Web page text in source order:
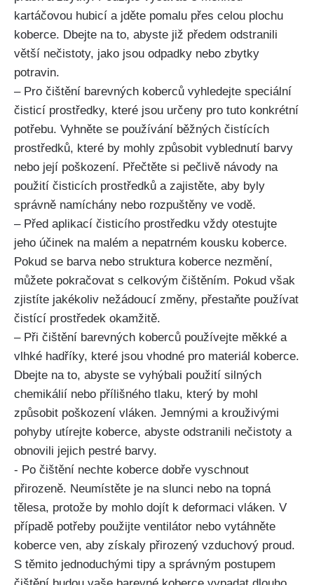
kartáčovou‍ hubicí a jděte pomalu přes celou plochu
koberce. Dbejte ⁤na ​to, abyste již předem odstranili
větší⁢ nečistoty, jako jsou ​odpadky nebo zbytky
potravin.
– Pro čištění barevných koberců vyhledejte speciální
čisticí prostředky, které jsou určeny pro tuto konkrétní‌
potřebu.‍ Vyhněte se používání‍ běžných čistících
prostředků, které by mohly‌ způsobit vyblednutí barvy
nebo její poškození.⁤ Přečtěte si pečlivě⁢ návody na
použití ⁢čisticích prostředků a zajistěte, aby byly‍
správně ⁤namíchány nebo rozpuštěny ve vodě.
– Před aplikací čisticího prostředku vždy otestujte
jeho účinek na malém a nepatrném‌ kousku koberce.
Pokud ‍se barva nebo struktura koberce⁣ nezmění,
můžete pokračovat⁤ s ⁣celkovým čištěním. Pokud však
⁢zjistíte jakékoliv nežádoucí ⁤změny, přestaňte‍ používat
čistící prostředek okamžitě.
– Při​ čištění barevných koberců používejte měkké a
vlhké hadříky, které‌ jsou vhodné pro‍ materiál koberce.
⁤Dbejte‌ na ⁤to, ⁣abyste se vyhýbali použití silných
chemikálií nebo přílišného tlaku, který ⁤by mohl
způsobit poškození vláken. Jemnými a ‌krouživými
pohyby utírejte koberce, abyste odstranili ⁣nečistoty a
obnovili​ jejich pestré barvy.
-‌ Po čištění⁢ nechte koberce dobře vyschnout
přirozeně. Neumístěte⁤ je na‍ slunci nebo na topná
⁤tělesa, protože ⁤by‌ mohlo dojít k deformaci vláken.‍ V
případě potřeby⁤ použijte ⁣ventilátor nebo vytáhněte​
koberce ven, aby ⁤získaly⁤ přirozený vzduchový proud.
S těmito jednoduchými ‌tipy a správným postupem⁢